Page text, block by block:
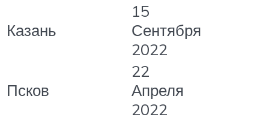
Казань
15
Сентября
2022
Псков
22
Апреля
2022